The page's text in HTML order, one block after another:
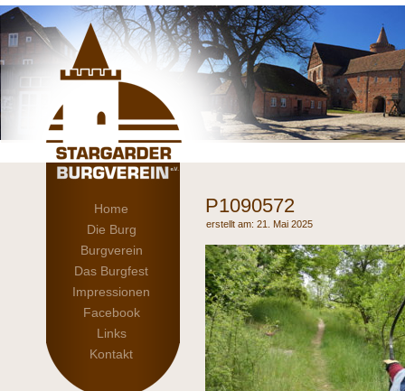
P1090572
21. Mai 2025
Home
Die Burg
Burgverein
Das Burgfest
Impressionen
Facebook
Links
Kontakt